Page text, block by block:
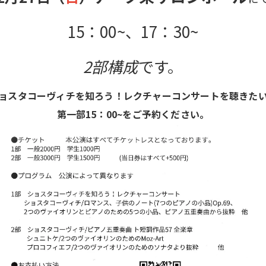
15：00~、17：30~
2部構成です。
スタコーヴィチを知ろう！レクチャーコンサートを聴きた
第一部15：00~をご予約ください。